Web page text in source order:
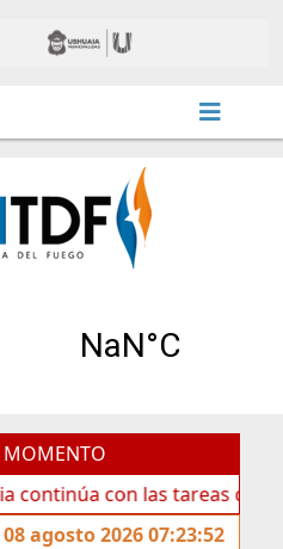
con las tareas de
agosto 2026 07:23:52